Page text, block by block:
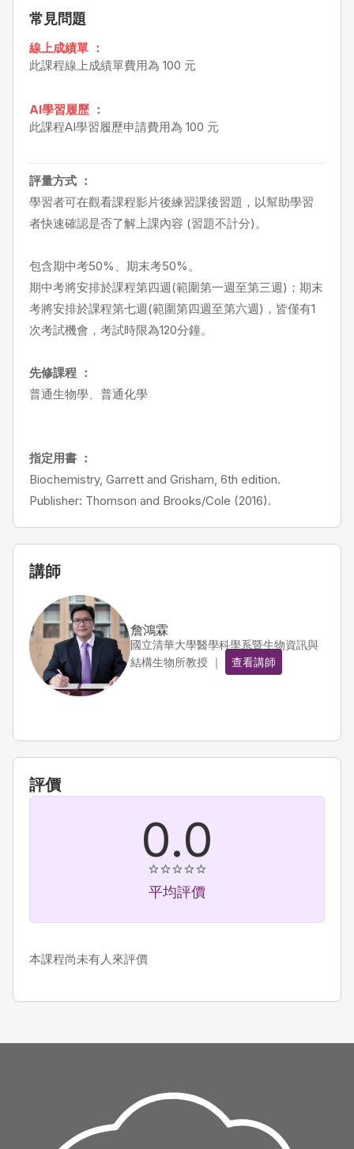
常見問題
線上成績單 ：
此課程線上成績單費用為 100 元
AI學習履歷 ：
此課程AI學習履歷申請費用為 100 元
評量方式 ：
學習者可在觀看課程影片後練習課後習題，以幫助學習
者快速確認是否了解上課內容 (習題不計分)。
包含期中考50%、期末考50%。
期中考將安排於課程第四週(範圍第一週至第三週)；期末
考將安排於課程第七週(範圍第四週至第六週)，皆僅有1
次考試機會，考試時限為120分鐘。
先修課程 ：
普通生物學、普通化學
指定用書 ：
Biochemistry, Garrett and Grisham, 6th edition.
Publisher: Thomson and Brooks/Cole (2016).
講師
詹鴻霖
國立清華大學醫學科學系暨生物資訊與
結構生物所教授 ｜
查看講師
評價
0.0
平均評價
本課程尚未有人來評價